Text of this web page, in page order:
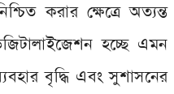
করার ক্ষেত্রে অত্যন্ত
হচ্ছে এমন
বৃদ্ধি এবং সুশাসনের